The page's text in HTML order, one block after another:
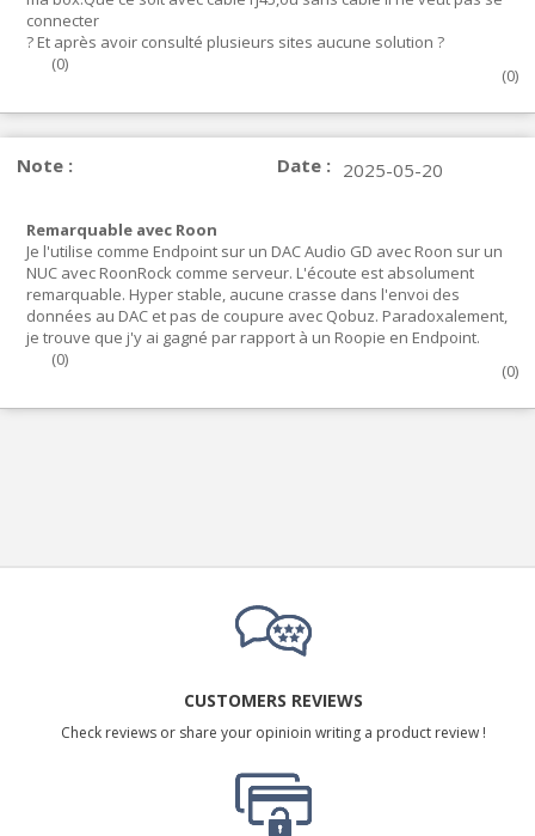
connecter
? Et après avoir consulté plusieurs sites aucune solution ?
(0)
(0)
Note : Date : 2025-05-20
Remarquable avec Roon
Je l'utilise comme Endpoint sur un DAC Audio GD avec Roon sur un
NUC avec RoonRock comme serveur. L'écoute est absolument
remarquable. Hyper stable, aucune crasse dans l'envoi des
données au DAC et pas de coupure avec Qobuz. Paradoxalement,
je trouve que j'y ai gagné par rapport à un Roopie en Endpoint.
(0)
(0)
CUSTOMERS REVIEWS
Check reviews or share your opinioin writing a product review !